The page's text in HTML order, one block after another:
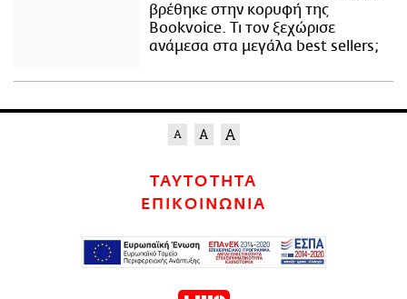
βρέθηκε στην κορυφή της
Bookvoice. Τι τον ξεχώρισε
ανάμεσα στα μεγάλα best sellers;
ΤΑΥΤΟΤΗΤΑ
ΕΠΙΚΟΙΝΩΝΙΑ